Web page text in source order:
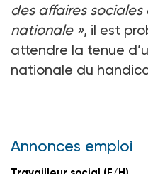
des affaires sociales
nationale », il est
attendre la tenue
nationale du
Annonces emploi